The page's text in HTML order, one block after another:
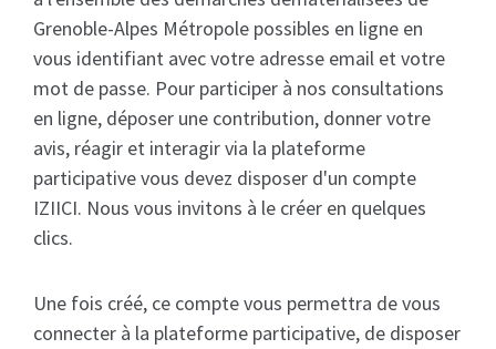
Grenoble-Alpes Métropole possibles en ligne en
vous identifiant avec votre adresse email et votre
mot de passe. Pour participer à nos consultations
en ligne, déposer une contribution, donner votre
avis, réagir et interagir via la plateforme
participative vous devez disposer d'un compte
IZIICI. Nous vous invitons à le créer en quelques
clics.
Une fois créé, ce compte vous permettra de vous
connecter à la plateforme participative, de disposer